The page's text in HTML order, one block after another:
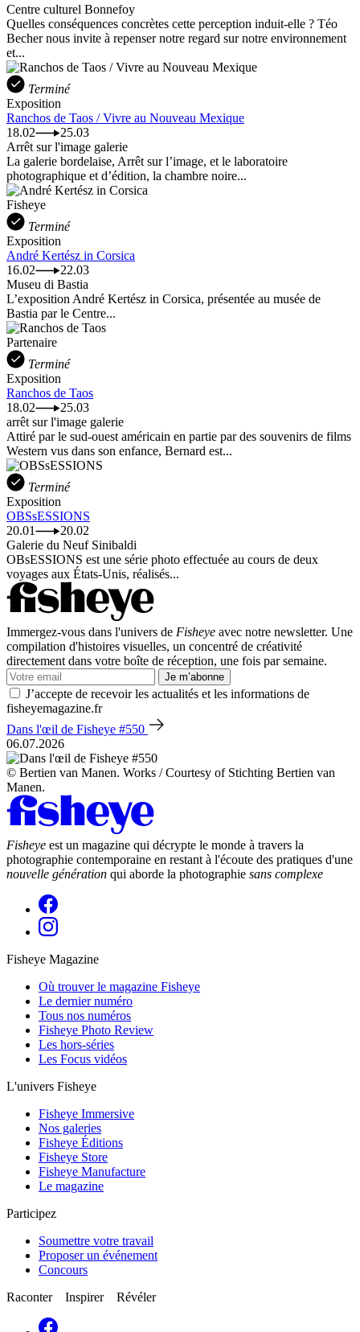
Centre culturel Bonnefoy
Quelles conséquences concrètes cette perception induit-elle ? Téo
Becher nous invite à repenser notre regard sur notre environnement
et...
Terminé
Exposition
Ranchos de Taos / Vivre au Nouveau Mexique
18.02
25.03
Arrêt sur l'image galerie
La galerie bordelaise, Arrêt sur l’image, et le laboratoire
photographique et d’édition, la chambre noire...
Fisheye
Terminé
Exposition
André Kertész in Corsica
16.02
22.03
Museu di Bastia
L’exposition André Kertész in Corsica, présentée au musée de
Bastia par le Centre...
Partenaire
Terminé
Exposition
Ranchos de Taos
18.02
25.03
arrêt sur l'image galerie
Attiré par le sud-ouest américain en partie par des souvenirs de films
Western vus dans son enfance, Bernard est...
Terminé
Exposition
OBSsESSIONS
20.01
20.02
Galerie du Neuf Sinibaldi
OBsESSIONS est une série photo effectuée au cours de deux
voyages aux États-Unis, réalisés...
Immergez-vous dans l'univers de Fisheye avec notre newsletter. Une
compilation d'histoires visuelles, un concentré de créativité
directement dans votre boîte de réception, une fois par semaine.
Je m’abonne
J’accepte de recevoir les actualités et les informations de
fisheyemagazine.fr
Dans l'œil de Fisheye #550
06.07.2026
© Bertien van Manen. Works / Courtesy of Stichting Bertien van
Manen.
Fisheye est un magazine qui décrypte le monde à travers la
photographie contemporaine en restant à l'écoute des pratiques d'une
nouvelle génération qui aborde la photographie sans complexe
Fisheye Magazine
Où trouver le magazine Fisheye
Le dernier numéro
Tous nos numéros
Fisheye Photo Review
Les hors-séries
Les Focus vidéos
L'univers Fisheye
Fisheye Immersive
Nos galeries
Fisheye Éditions
Fisheye Store
Fisheye Manufacture
Le magazine
Participez
Soumettre votre travail
Proposer un événement
Concours
Raconter Inspirer Révéler